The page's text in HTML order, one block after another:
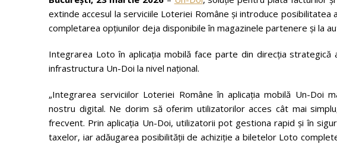
extinde accesul la serviciile Loteriei Române și introduce
completarea opțiunilor deja disponibile în magazinele partenere și la
Integrarea Loto în aplicația mobilă face parte din direcția
infrastructura Un-Doi la nivel național.
„Integrarea serviciilor Loteriei Române în aplicația mobilă Un-Doi
nostru digital. Ne dorim să oferim utilizatorilor acces cât mai
frecvent. Prin aplicația Un-Doi, utilizatorii pot gestiona rapid și în
taxelor, iar adăugarea posibilității de achiziție a biletelor Loto